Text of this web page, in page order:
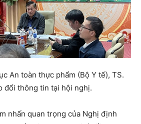
An toàn thực phẩm (Bộ Y tế), TS.
đổi thông tin tại hội nghị.
nhấn quan trọng của Nghị định